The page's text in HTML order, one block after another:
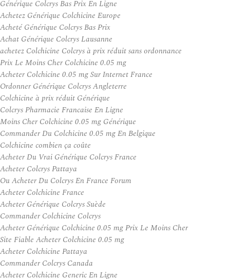
Générique Colcrys Bas Prix En Ligne
Achetez Générique Colchicine Europe
Acheté Générique Colcrys Bas Prix
Achat Générique Colcrys Lausanne
achetez Colchicine Colcrys à prix réduit sans ordonnance
Prix Le Moins Cher Colchicine 0.05 mg
Acheter Colchicine 0.05 mg Sur Internet France
Ordonner Générique Colcrys Angleterre
Colchicine à prix réduit Générique
Colcrys Pharmacie Francaise En Ligne
Moins Cher Colchicine 0.05 mg Générique
Commander Du Colchicine 0.05 mg En Belgique
Colchicine combien ça coûte
Acheter Du Vrai Générique Colcrys France
Acheter Colcrys Pattaya
Ou Acheter Du Colcrys En France Forum
Acheter Colchicine France
Acheter Générique Colcrys Suède
Commander Colchicine Colcrys
Acheter Générique Colchicine 0.05 mg Prix Le Moins Cher
Site Fiable Acheter Colchicine 0.05 mg
Acheter Colchicine Pattaya
Commander Colcrys Canada
Acheter Colchicine Generic En Ligne